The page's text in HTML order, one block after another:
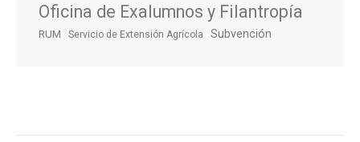
Oficina de Exalumnos y Filantropía
RUM Servicio de Extensión Agrícola Subvención